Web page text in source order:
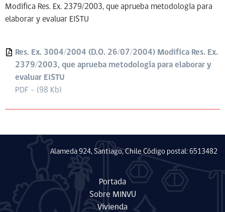
Modifica Res. Ex. 2379/2003, que aprueba metodología para
elaborar y evaluar EISTU
Res. Ex. 3004/2004 (D.O. 26/07/2004) Modifica Res. Ex.
2379/2003, que aprueba metodología para elaborar y
evaluar EISTU
PDF - (98 Kb)
Alameda 924, Santiago, Chile Código postal: 6513482
Portada
Sobre MINVU
Vivienda